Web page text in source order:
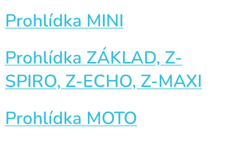
Prohlídka MINI
Prohlídka ZÁKLAD, Z-
SPIRO, Z-ECHO, Z-MAXI
Prohlídka MOTO